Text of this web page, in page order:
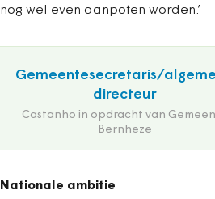
nog wel even aanpoten worden.’
Gemeentesecretaris/
directeur
Castanho in opdracht van
Bernheze
Nationale ambitie